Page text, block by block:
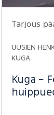
Tarjous
UUSIEN
KUGA
Kuga –